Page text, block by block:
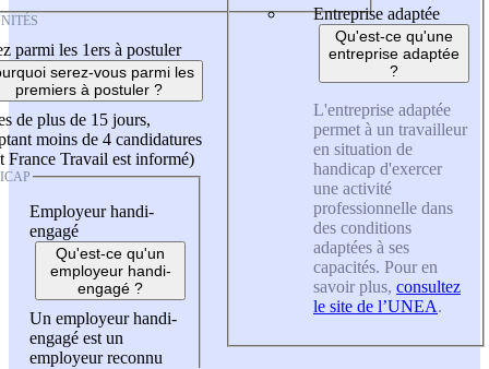
parmi les 1ers à postuler
serez-vous parmi les
premiers à postuler ?
de plus de 15 jours,
moins de 4 candidatures
France Travail est informé)
Employeur handi-
engagé
Qu'est-ce qu'un
employeur handi-
engagé ?
Un employeur handi-
engagé est un
employeur reconnu
Entreprise adaptée
Qu'est-ce qu'une
entreprise adaptée
?
L'entreprise adaptée
permet à un travailleur
en situation de
handicap d'exercer
une activité
professionnelle dans
des conditions
adaptées à ses
capacités. Pour en
savoir plus, consultez
le site de l’UNEA.